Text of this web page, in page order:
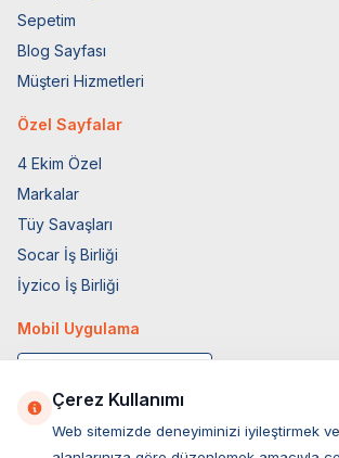
Sepetim
Blog Sayfası
Müşteri Hizmetleri
Özel Sayfalar
4 Ekim Özel
Markalar
Tüy Savaşları
Socar İş Birliği
İyzico İş Birliği
Mobil Uygulama
Çerez Kullanımı
Web sitemizde deneyiminizi iyileştirmek